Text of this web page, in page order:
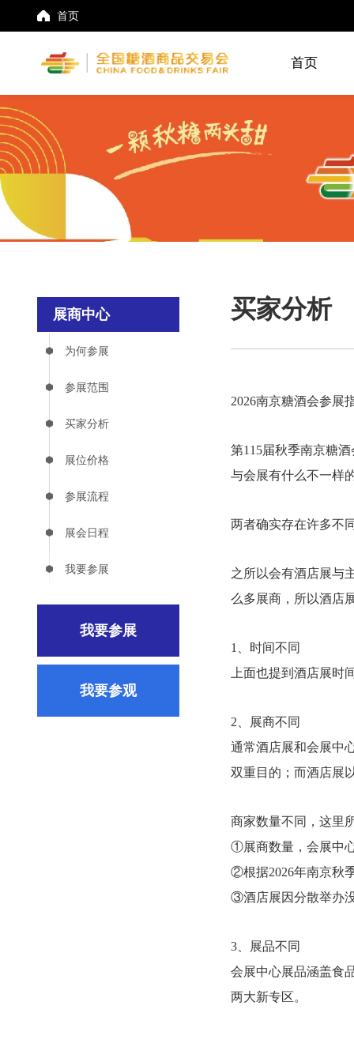
首页
首页
展商中心
为何参展
参展范围
买家分析
展位价格
参展流程
展会日程
我要参展
我要参展
我要参观
买家分析
2026南京糖酒会参展
第115届秋季南京糖
与会展有什么不一样
两者确实存在许多不
之所以会有酒店展与
么多展商，所以酒店
1、时间不同
上面也提到酒店展时
2、展商不同
通常酒店展和会展中
双重目的；而酒店展
商家数量不同，这里
①展商数量，会展中
②根据2026年南京秋
③酒店展因分散举办
3、展品不同
会展中心展品涵盖食
两大新专区。